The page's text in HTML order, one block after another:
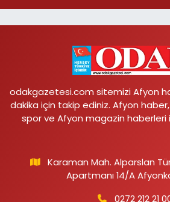
odakgazetesi.com sitemizi Afyon
dakika için takip ediniz. Afyon
spor ve Afyon magazin haberleri
Karaman Mah. Alparslan
Apartmanı 14/A
0272 212 21